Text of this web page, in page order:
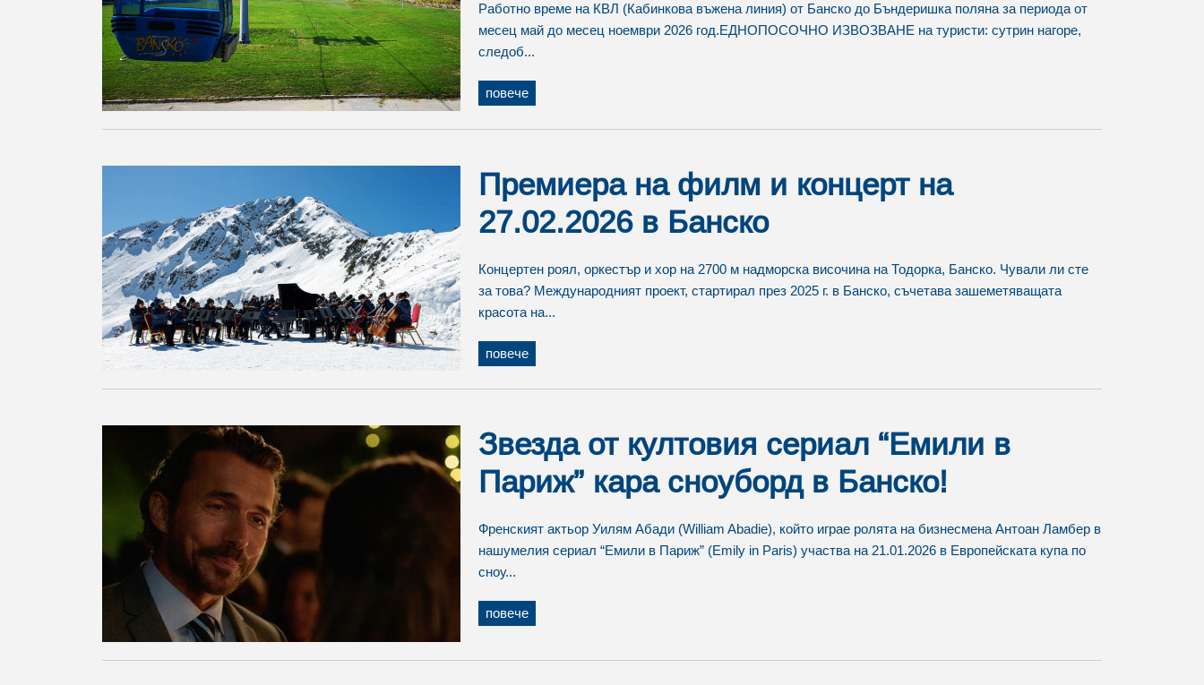
Работно време на КВЛ (Кабинкова въжена линия) от Банско до Бъндеришка поляна за периода от
месец май до месец ноември 2026 год.ЕДНОПОСОЧНО ИЗВОЗВАНЕ на туристи: сутрин нагоре,
следоб...
повече
Премиера на филм и концерт на
27.02.2026 в Банско
Концертен роял, оркестър и хор на 2700 м надморска височина на Тодорка, Банско. Чували ли сте
за това? Международният проект, стартирал през 2025 г. в Банско, съчетава зашеметяващата
красота на...
повече
Звезда от култовия сериал “Емили в
Париж” кара сноуборд в Банско!
Френският актьор Уилям Абади (William Abadie), който играе ролята на бизнесмена Антоан Ламбер в
нашумелия сериал “Емили в Париж” (Emily in Paris) участва на 21.01.2026 в Европейската купа по
сноу...
повече